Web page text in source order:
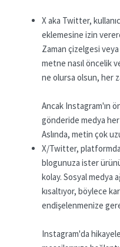
X aka Twitter,
eklemesine izin
Zaman çizelgesi
metne nasıl öncelik
ne olursa olsun, her
Ancak Instagram'ın
gönderide medya
Aslında, metin çok
X/Twitter, platformda
blogunuza ister
kolay. Sosyal medya
kısaltıyor, böylece
endişelenmenize
Instagram'da